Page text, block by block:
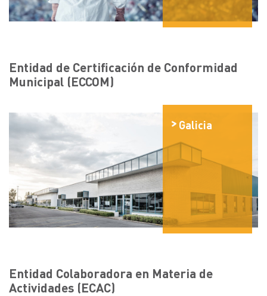
Entidad de Certificación de Conformidad
Municipal (ECCOM)
Galicia
Entidad Colaboradora en Materia de
Actividades (ECAC)